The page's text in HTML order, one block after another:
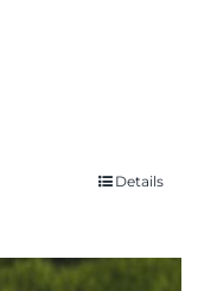
Details